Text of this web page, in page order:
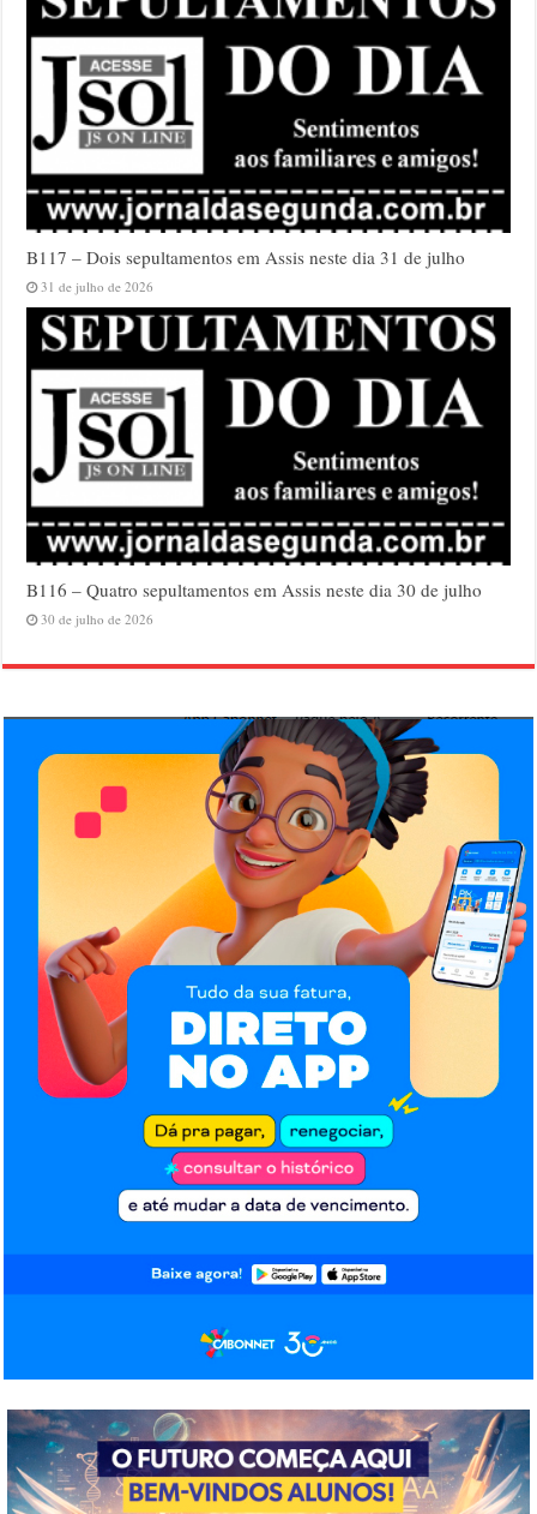
B117 – Dois sepultamentos em Assis neste dia 31 de julho
31 de julho de 2026
B116 – Quatro sepultamentos em Assis neste dia 30 de julho
30 de julho de 2026